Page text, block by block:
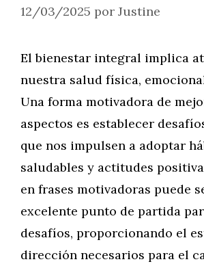
12/03/2025 por Justine
El bienestar integral implica
nuestra salud física,
Una forma motivadora de
aspectos es establecer
que nos impulsen a adoptar
saludables y actitudes
en frases motivadoras puede
excelente punto de partida
desafíos, proporcionando el
dirección necesarios para el